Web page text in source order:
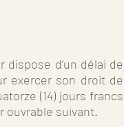
dispose d’un délai de
exercer son droit de
(14) jours francs
ouvrable suivant.